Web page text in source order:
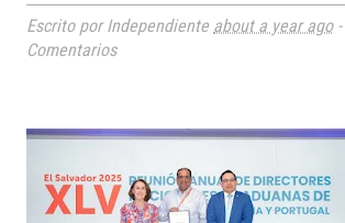
Escrito por Independiente about a year ago-
Comentarios